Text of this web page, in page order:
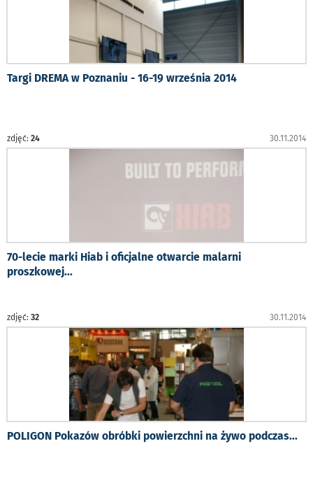
Targi DREMA w Poznaniu - 16-19 września 2014
zdjęć: 24 30.11.2014
70-lecie marki Hiab i oficjalne otwarcie malarni
proszkowej...
zdjęć: 32 30.11.2014
POLIGON Pokazów obróbki powierzchni na żywo podczas...